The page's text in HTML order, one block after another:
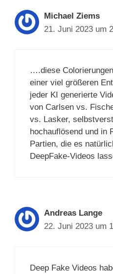
Michael Ziems
21. Juni 2023 um
….diese Colorierungen
einer viel größeren
jeder KI generierte
von Carlsen vs.
vs. Lasker,
hochauflösend und in
Partien, die es
DeepFake-Videos
Andreas Lange
22. Juni 2023 um
Deep Fake Videos